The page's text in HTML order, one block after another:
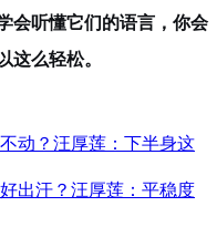
会听懂它们的语言，你会
么轻松。
动？汪厚莲：下半身这
出汗？汪厚莲：平稳度